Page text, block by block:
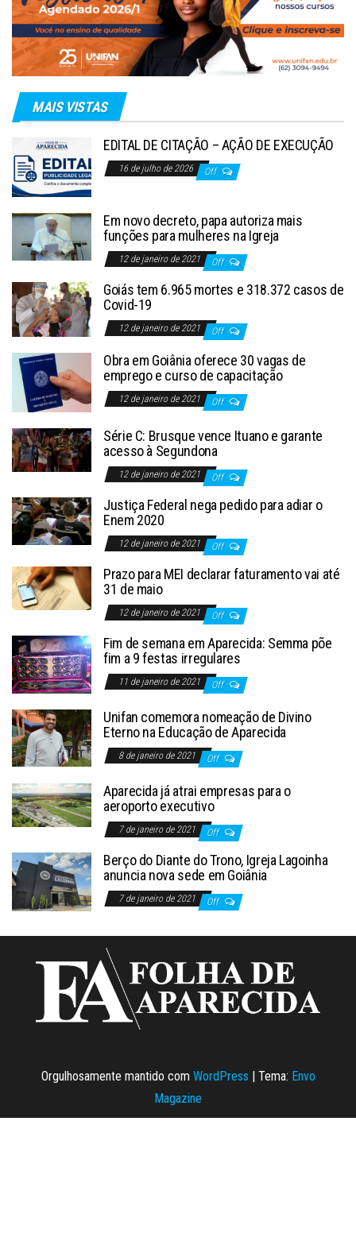
MAIS VISTAS
EDITAL DE CITAÇÃO – AÇÃO DE EXECUÇÃO
16 de julho de 2026 Off
Em novo decreto, papa autoriza mais
funções para mulheres na Igreja
12 de janeiro de 2021 Off
Goiás tem 6.965 mortes e 318.372 casos de
Covid-19
12 de janeiro de 2021 Off
Obra em Goiânia oferece 30 vagas de
emprego e curso de capacitação
12 de janeiro de 2021 Off
Série C: Brusque vence Ituano e garante
acesso à Segundona
12 de janeiro de 2021 Off
Justiça Federal nega pedido para adiar o
Enem 2020
12 de janeiro de 2021 Off
Prazo para MEI declarar faturamento vai até
31 de maio
12 de janeiro de 2021 Off
Fim de semana em Aparecida: Semma põe
fim a 9 festas irregulares
11 de janeiro de 2021 Off
Unifan comemora nomeação de Divino
Eterno na Educação de Aparecida
8 de janeiro de 2021 Off
Aparecida já atrai empresas para o
aeroporto executivo
7 de janeiro de 2021 Off
Berço do Diante do Trono, Igreja Lagoinha
anuncia nova sede em Goiânia
7 de janeiro de 2021 Off
Orgulhosamente mantido com WordPress | Tema: Envo
Magazine